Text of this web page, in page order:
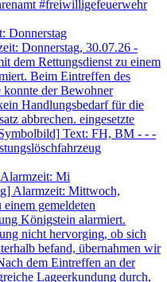
Donnerstag
Mi